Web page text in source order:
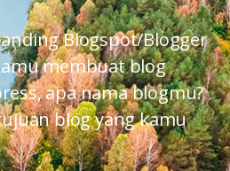
Blogspot/Blogger
membuat blog
apa nama blogmu?
blog yang kamu